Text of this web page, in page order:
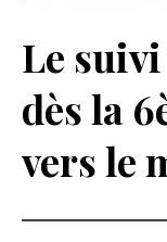
Le
dès la
vers le